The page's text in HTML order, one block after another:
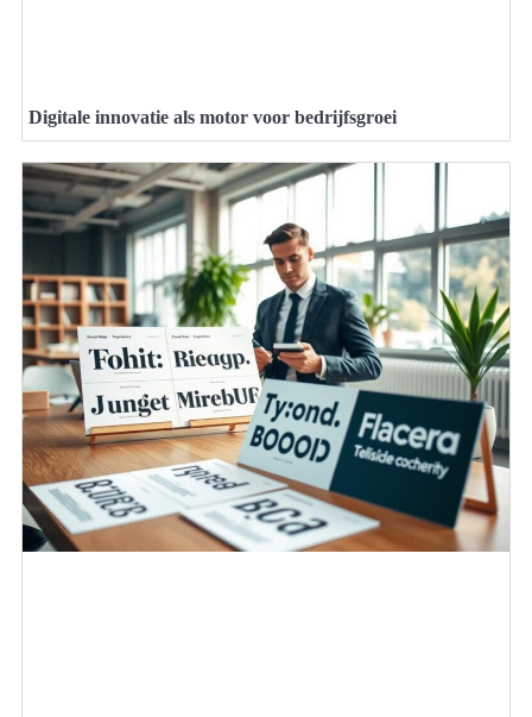
Digitale innovatie als motor voor bedrijfsgroei